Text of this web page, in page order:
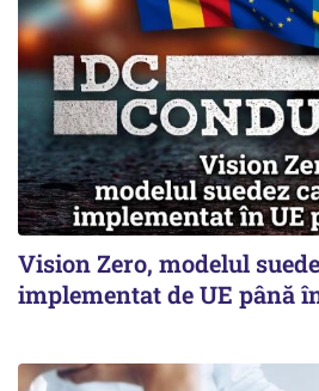
Vision Zero, modelul
implementat de UE până